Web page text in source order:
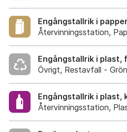
Engångstallrik i
Återvinningsstation,
Engångstallrik i plast,
Övrigt, Restavfall -
Engångstallrik i plast,
Återvinningsstation,